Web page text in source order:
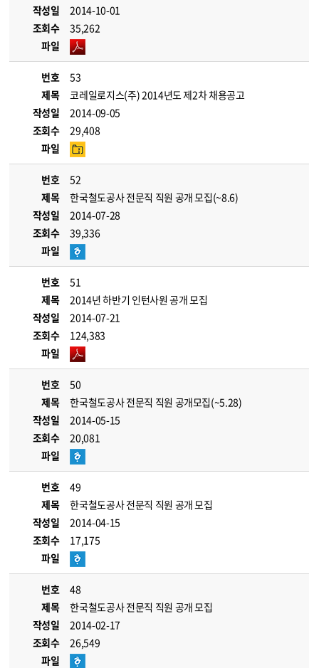
작성일
2014-10-01
조회수
35,262
파일
번호
53
제목
코레일로지스(주) 2014년도 제2차 채용공고
작성일
2014-09-05
조회수
29,408
파일
번호
52
제목
한국철도공사 전문직 직원 공개 모집(~8.6)
작성일
2014-07-28
조회수
39,336
파일
번호
51
제목
2014년 하반기 인턴사원 공개 모집
작성일
2014-07-21
조회수
124,383
파일
번호
50
제목
한국철도공사 전문직 직원 공개모집(~5.28)
작성일
2014-05-15
조회수
20,081
파일
번호
49
제목
한국철도공사 전문직 직원 공개 모집
작성일
2014-04-15
조회수
17,175
파일
번호
48
제목
한국철도공사 전문직 직원 공개 모집
작성일
2014-02-17
조회수
26,549
파일